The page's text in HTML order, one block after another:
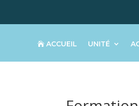
ACCUEIL UNITÉ